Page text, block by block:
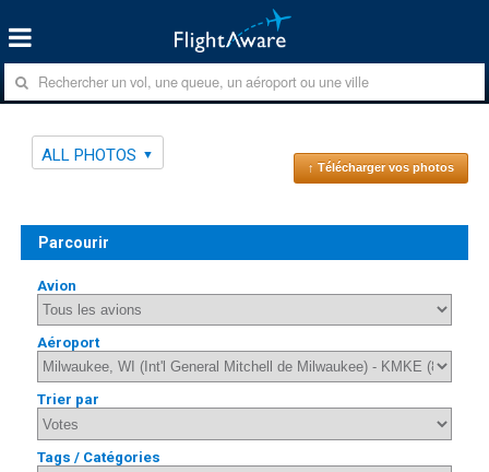
ALL PHOTOS
↑ Télécharger vos photos
Parcourir
Avion
Aéroport
Trier par
Tags / Catégories